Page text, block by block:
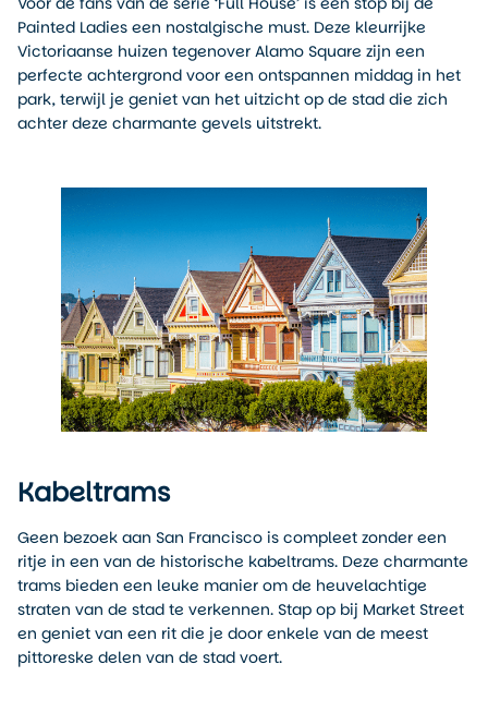
Painted Ladies een nostalgische must. Deze kleurrijke
Victoriaanse huizen tegenover Alamo Square zijn een
perfecte achtergrond voor een ontspannen middag in het
park, terwijl je geniet van het uitzicht op de stad die zich
achter deze charmante gevels uitstrekt.
Kabeltrams
Geen bezoek aan San Francisco is compleet zonder een
ritje in een van de historische kabeltrams. Deze charmante
trams bieden een leuke manier om de heuvelachtige
straten van de stad te verkennen. Stap op bij Market Street
en geniet van een rit die je door enkele van de meest
pittoreske delen van de stad voert.